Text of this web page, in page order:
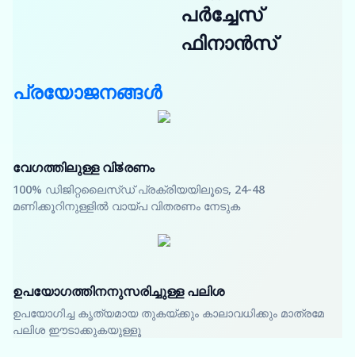
പർച്ചേസ്
ഫിനാൻസ്
പ്രയോജനങ്ങൾ
വേഗത്തിലുള്ള വിತരണം
100% ഡിജിറ്റലൈസ്ഡ് പ്രക്രിയയിലൂടെ, 24-48
മണിക്കൂറിനുള്ളിൽ വായ്പ വിതരണം നേടുക
ഉപയോഗത്തിനനുസരിച്ചുള്ള പലിശ
ഉപയോഗിച്ച കൃത്യമായ തുകയ്ക്കും കാലാവധിക്കും മാത്രമേ
പലിശ ഈടാക്കുകയുള്ളൂ